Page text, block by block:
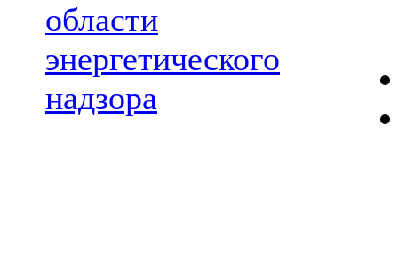
области
энергетического
надзора